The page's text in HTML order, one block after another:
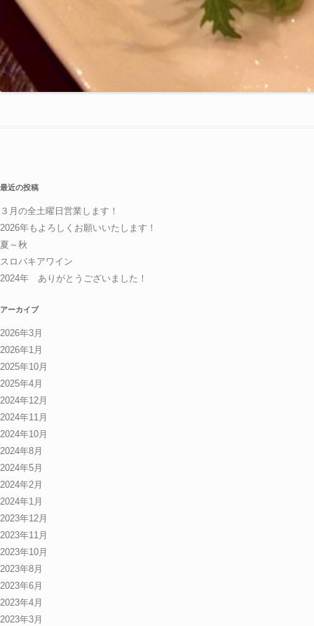
最近の投稿
３月の全土曜日営業します！
2026年もよろしくお願いいたします！
夏～秋
スロバキアワイン
2024年 ありがとうございました！
アーカイブ
2026年3月
2026年1月
2025年10月
2025年4月
2024年12月
2024年11月
2024年10月
2024年8月
2024年5月
2024年2月
2024年1月
2023年12月
2023年11月
2023年10月
2023年8月
2023年6月
2023年4月
2023年3月